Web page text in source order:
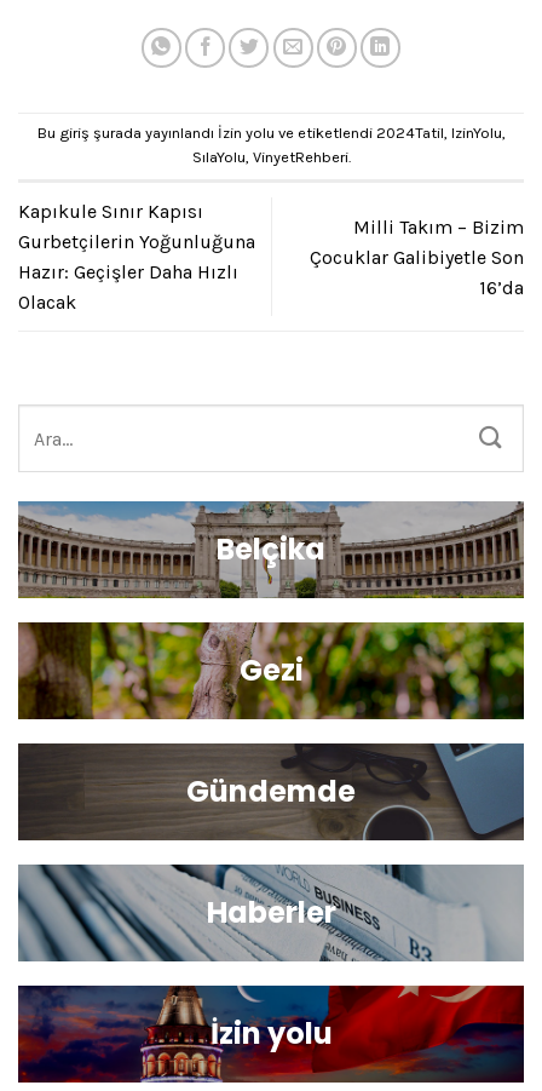
Bu giriş şurada yayınlandı İzin yolu ve etiketlendi 2024Tatil, IzinYolu,
SılaYolu, VinyetRehberi.
Kapıkule Sınır Kapısı
Gurbetçilerin Yoğunluğuna
Hazır: Geçişler Daha Hızlı
Olacak
Milli Takım – Bizim
Çocuklar Galibiyetle Son
16’da
Belçika
Gezi
Gündemde
Haberler
İzin yolu
Beni Hatırla
Parolanızı mı unuttunuz?